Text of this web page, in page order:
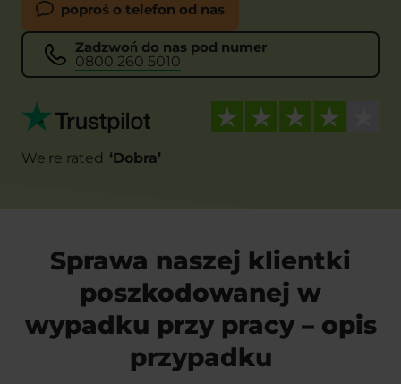
poproś o telefon od nas
Zadzwoń do nas pod numer
0800 260 5010
We're rated ‘Dobra’
Sprawa naszej klientki
poszkodowanej w
wypadku przy pracy – opis
przypadku